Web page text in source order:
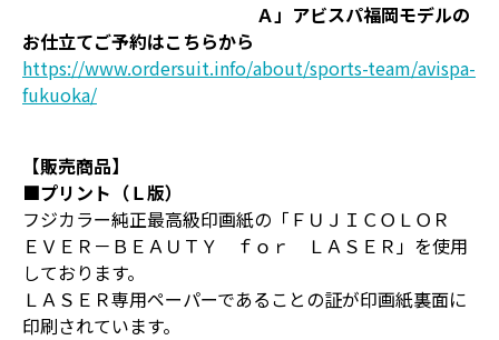
Ａ」アビスパ福岡モデルの
お仕立てご予約はこちらから
https://www.ordersuit.info/about/sports-team/avispa-
fukuoka/
【販売商品】
■プリント（Ｌ版）
フジカラー純正最高級印画紙の「ＦＵＪＩＣＯＬＯＲ
ＥＶＥＲ－ＢＥＡＵＴＹ ｆｏｒ ＬＡＳＥＲ」を使用
しております。
ＬＡＳＥＲ専用ペーパーであることの証が印画紙裏面に
印刷されています。